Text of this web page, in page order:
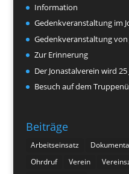
Information
Gedenkveranstaltung im
Gedenkveranstaltung von
Zur Erinnerung
Der Jonastalverein wird 25
Besuch auf dem
Beiträge
Arbeitseinsatz
Ohrdruf
Verein